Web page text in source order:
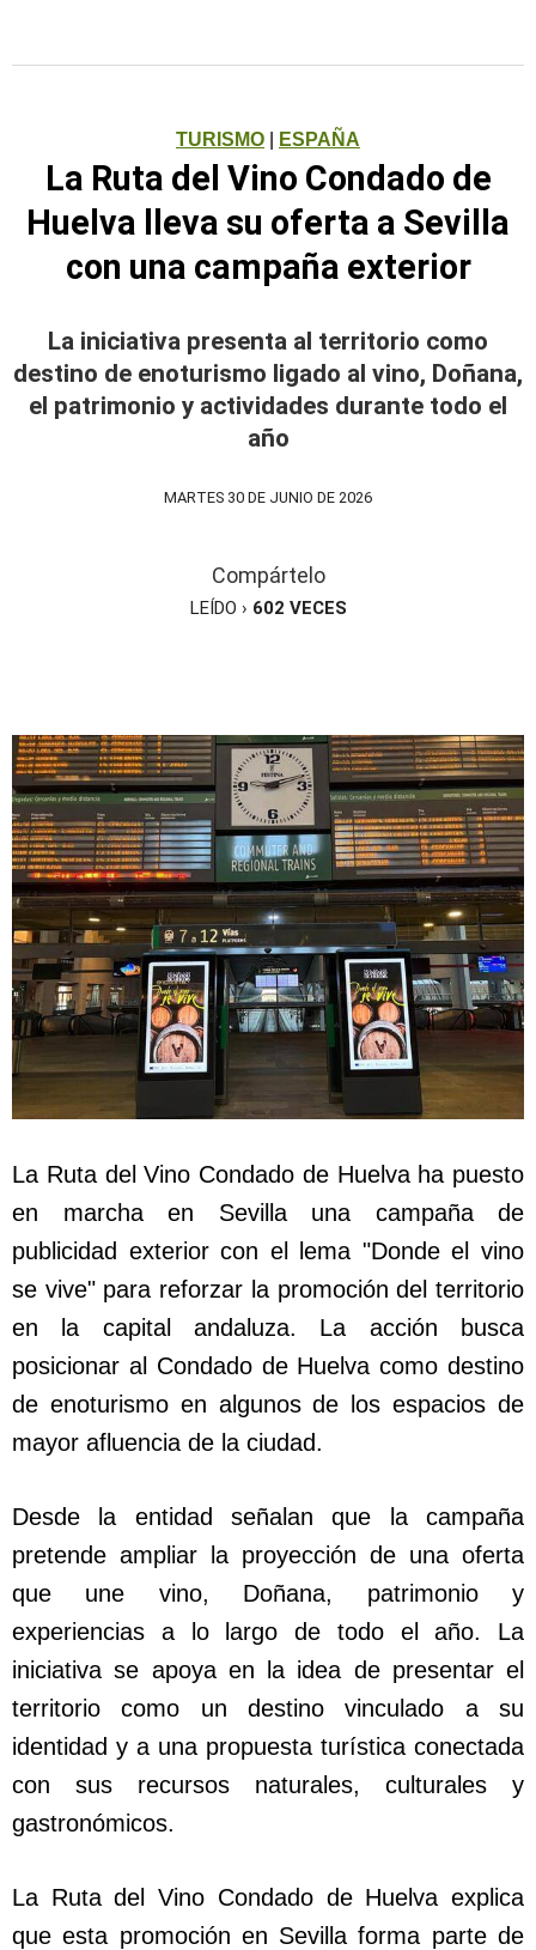
TURISMO ESPAÑA
La Ruta del Vino Condado de
Huelva lleva su oferta a Sevilla
con una campaña exterior
La iniciativa presenta al territorio como
destino de enoturismo ligado al vino, Doñana,
el patrimonio y actividades durante todo el
año
MARTES 30 DE JUNIO DE 2026
Compártelo
LEÍDO › 602 VECES
La Ruta del Vino Condado de Huelva ha puesto
en marcha en Sevilla una campaña de
publicidad exterior con el lema "Donde el vino
se vive" para reforzar la promoción del territorio
en la capital andaluza. La acción busca
posicionar al Condado de Huelva como destino
de enoturismo en algunos de los espacios de
mayor afluencia de la ciudad.
Desde la entidad señalan que la campaña
pretende ampliar la proyección de una oferta
que une vino, Doñana, patrimonio y
experiencias a lo largo de todo el año. La
iniciativa se apoya en la idea de presentar el
territorio como un destino vinculado a su
identidad y a una propuesta turística conectada
con sus recursos naturales, culturales y
gastronómicos.
La Ruta del Vino Condado de Huelva explica
que esta promoción en Sevilla forma parte de